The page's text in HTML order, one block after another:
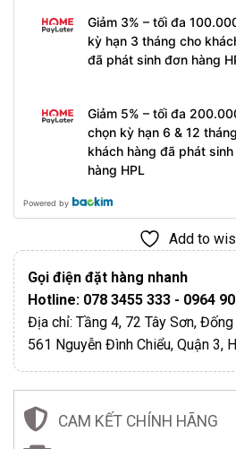
Giảm 3% – tối đa
kỳ hạn 3 tháng cho
đã phát sinh đơn hàng
Giảm 5% – tối đa
chọn kỳ hạn 6 & 12
khách hàng đã phát
hàng HPL
Powered by
Add to
Gọi điện đặt hàng nhanh
Hotline: 078 3455 333 - 0964
Địa chỉ: Tầng 4, 72 Tây Sơn,
561 Nguyễn Đình Chiểu, Quận 3,
CAM KẾT CHÍNH HÃNG